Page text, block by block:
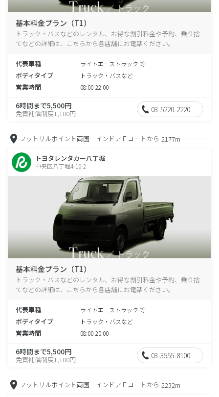
基本料金プラン（T1）
トラック・バスなどのレンタル、お得な割引料金や予約、乗り捨
てなどの詳細は、こちらから各店舗にお電話ください。
代表車種 ライトエーストラック 等
ボディタイプ トラック・バスなど
営業時間 08:00-22:00
6時間まで5,500円
免責補償制度1,100円 03-5220-2220
フットサルポイント両国 インドアＦコートから 2177m
トヨタレンタカー八丁堀
中央区八丁堀4-10-2
基本料金プラン（T1）
トラック・バスなどのレンタル、お得な割引料金や予約、乗り捨
てなどの詳細は、こちらから各店舗にお電話ください。
代表車種 ライトエーストラック 等
ボディタイプ トラック・バスなど
営業時間 08:00-20:00
6時間まで5,500円
免責補償制度1,100円 03-3555-8100
フットサルポイント両国 インドアＦコートから 2232m